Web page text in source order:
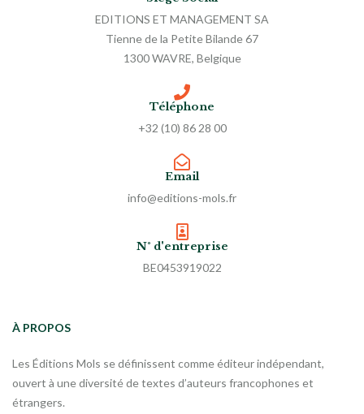
EDITIONS ET MANAGEMENT SA
Tienne de la Petite Bilande 67
1300 WAVRE, Belgique
Téléphone
+32 (10) 86 28 00
Email
info@editions-mols.fr
N° d'entreprise
BE0453919022
À PROPOS
Les Éditions Mols se définissent comme éditeur indépendant,
ouvert à une diversité de textes d’auteurs francophones et
étrangers.